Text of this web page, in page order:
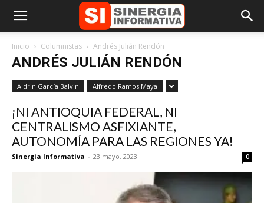
Inicio Columnistas Andrés Julián Rendón
ANDRÉS JULIÁN RENDÓN
Aldrin García Balvin Alfredo Ramos Maya
¡NI ANTIOQUIA FEDERAL, NI
CENTRALISMO ASFIXIANTE,
AUTONOMÍA PARA LAS REGIONES YA!
Sinergia Informativa - 23 mayo, 2023 0